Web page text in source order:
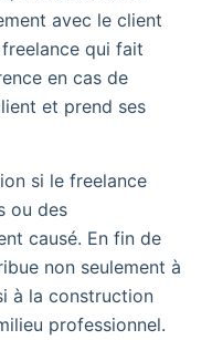
avec le client
qui fait
en cas de
et prend ses
si le freelance
ou des
causé. En fin de
non seulement à
à la construction
professionnel.